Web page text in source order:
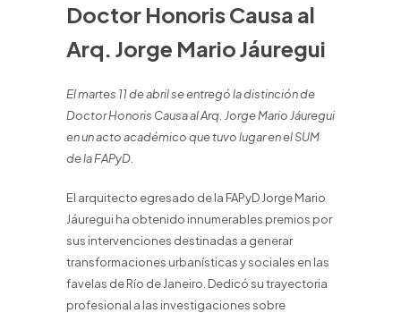
Doctor Honoris Causa al
Arq. Jorge Mario Jáuregui
El martes 11 de abril se entregó la distinción de
Doctor Honoris Causa al Arq. Jorge Mario Jáuregui
en un acto académico que tuvo lugar en el SUM
de la FAPyD.
El arquitecto egresado de la FAPyD Jorge Mario
Jáuregui ha obtenido innumerables premios por
sus intervenciones destinadas a generar
transformaciones urbanísticas y sociales en las
favelas de Río de Janeiro. Dedicó su trayectoria
profesional a las investigaciones sobre